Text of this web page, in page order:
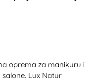
oprema za manikuru i
Lux Natur